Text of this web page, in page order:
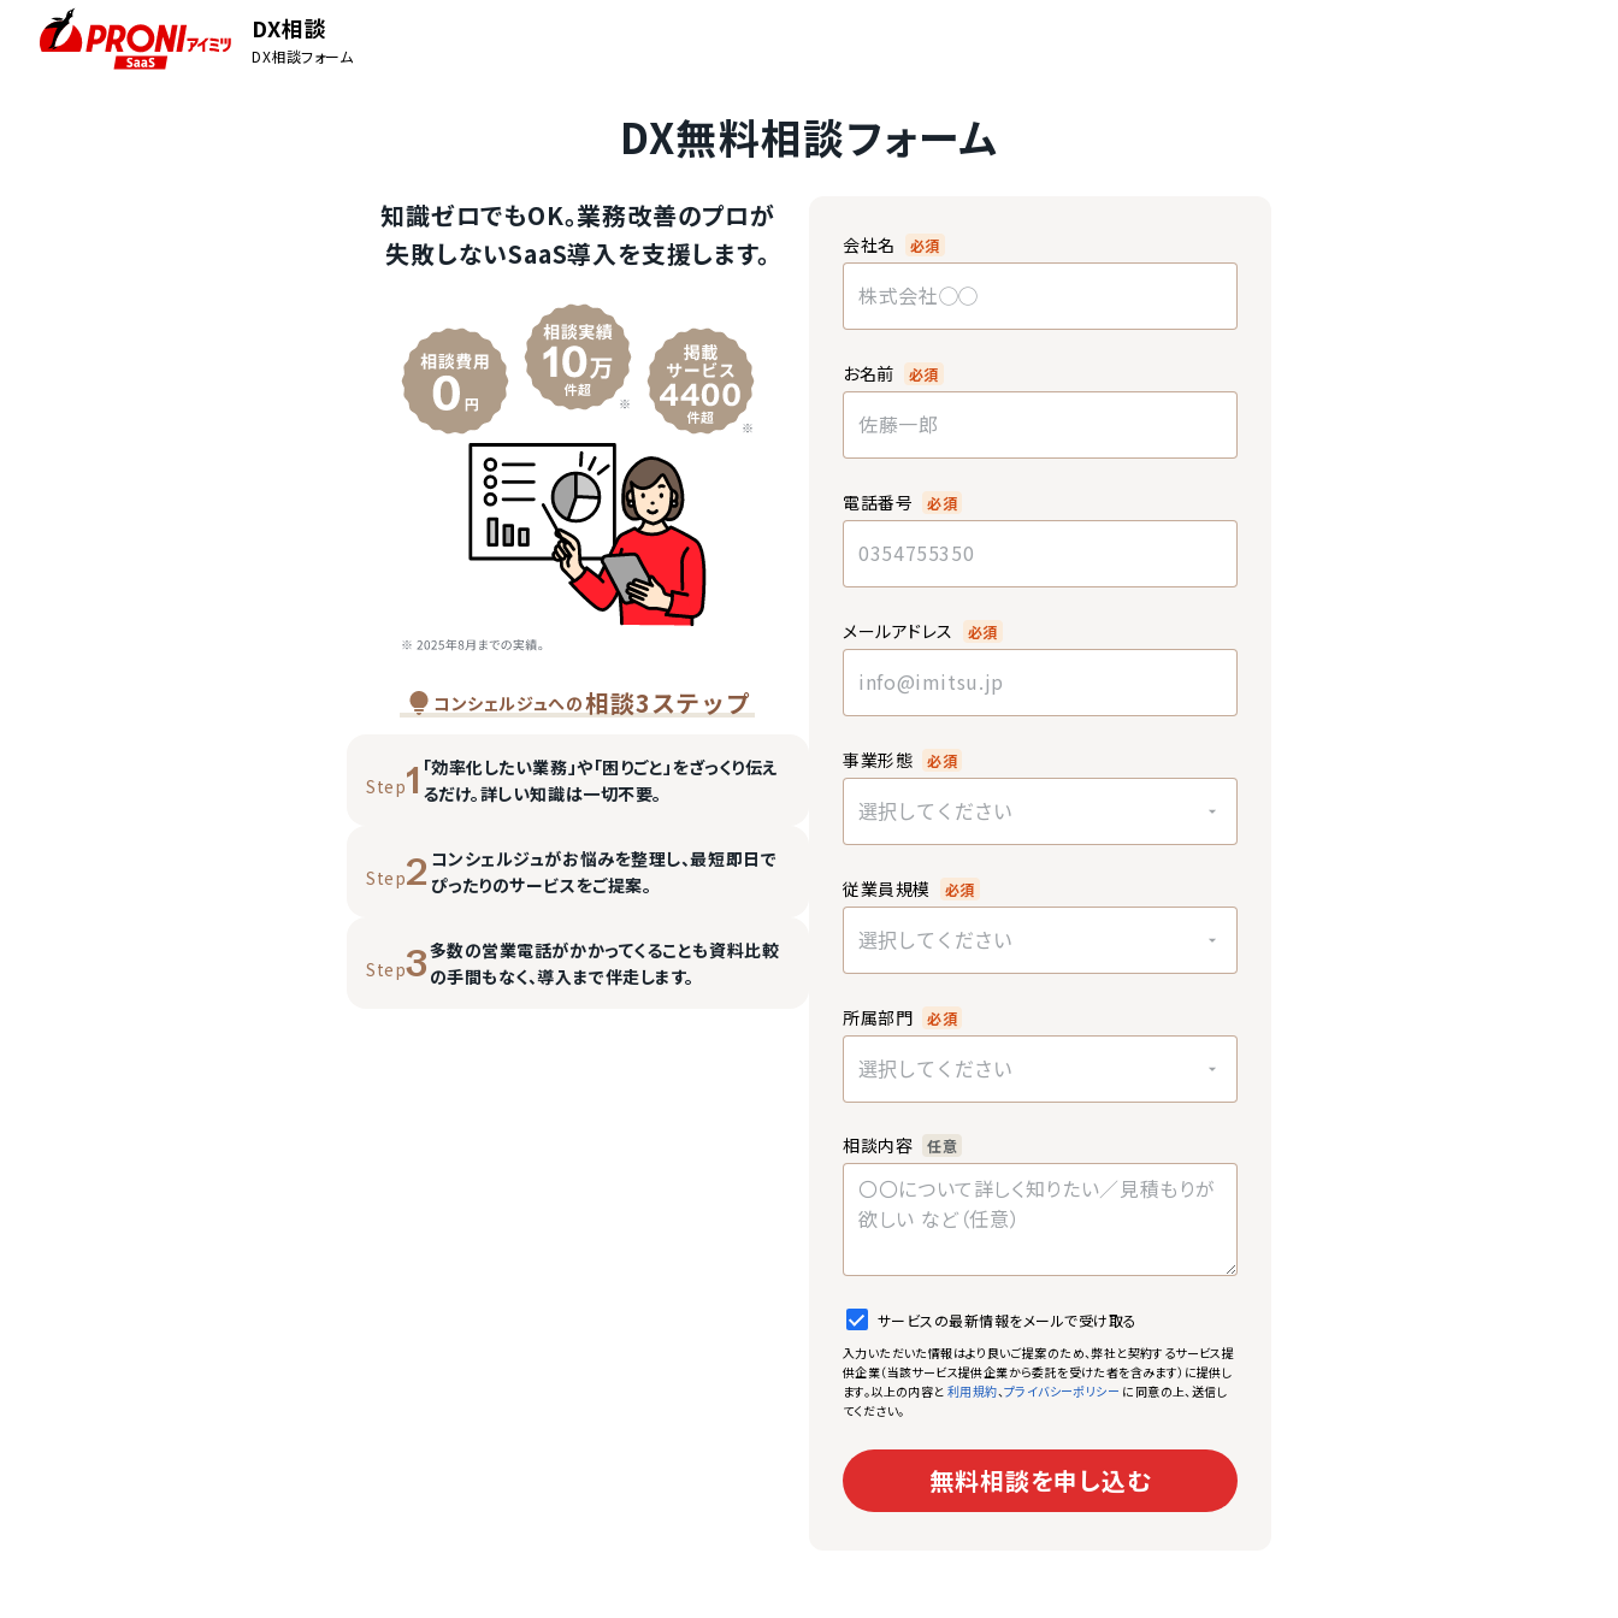
DX相談
DX相談フォーム
DX無料相談フォーム
知識ゼロでもOK。業務改善のプロが
失敗しないSaaS導入を支援します。
コンシェルジュへの相談3ステップ
Step1 「効率化したい業務」や「困りごと」をざっくり伝え
るだけ。詳しい知識は一切不要。
Step2 コンシェルジュがお悩みを整理し、最短即日で
ぴったりのサービスをご提案。
Step3多数の営業電話がかかってくることも資料比較
の手間もなく、導入まで伴走します。
会社名 必須
お名前 必須
電話番号 必須
メールアドレス 必須
事業形態 必須
選択してください
従業員規模 必須
選択してください
所属部門 必須
選択してください
相談内容 任意
サービスの最新情報をメールで受け取る
入力いただいた情報はより良いご提案のため、弊社と契約するサービス提
供企業（当該サービス提供企業から委託を受けた者を含みます）に提供し
ます。以上の内容と利用規約、プライバシーポリシー に同意の上、送信し
てください。
無料相談を申し込む